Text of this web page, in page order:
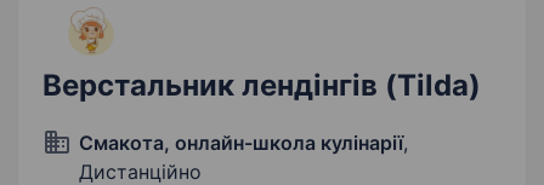
Верстальник лендінгів (Tilda)
Смакота, онлайн-школа кулінарії,
Дистанційно